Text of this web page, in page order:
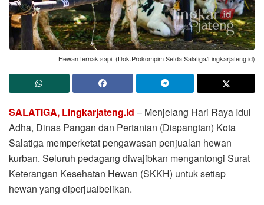
Hewan ternak sapi. (Dok.Prokompim Setda Salatiga/Lingkarjateng.id)
SALATIGA, Lingkarjateng.id – Menjelang Hari Raya Idul
Adha, Dinas Pangan dan Pertanian (Dispangtan) Kota
Salatiga memperketat pengawasan penjualan hewan
kurban. Seluruh pedagang diwajibkan mengantongi Surat
Keterangan Kesehatan Hewan (SKKH) untuk setiap
hewan yang diperjualbelikan.